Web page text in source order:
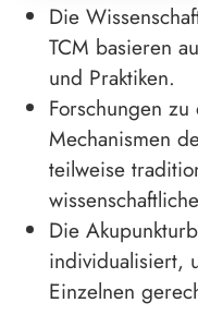
Die
TCM basieren
und Praktiken.
Forschungen
Mechanismen
teilweise
Die
individualisiert,
Einzelnen